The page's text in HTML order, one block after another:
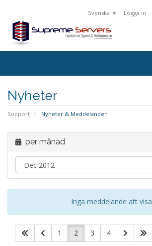
Svenska Logga in
Nyheter
Support Nyheter & Meddelanden
per månad
Inga meddelande att visa
1 2 3 4